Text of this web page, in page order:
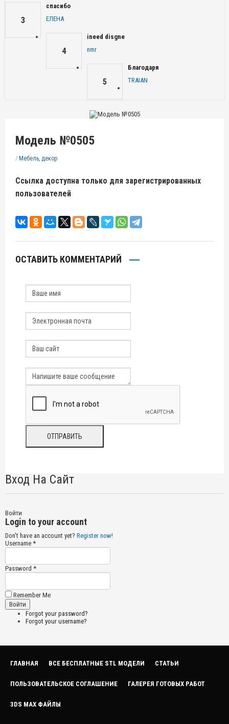
3
спасибо
ЕЛЕНА
4
ineed disgne
nmr
5
Благодаря
TRAIAN
Модель №0505
/ Мебель, декор
Ссылка доступна только для зарегистрированных
пользователей
ОСТАВИТЬ КОММЕНТАРИЙ
Вход На Сайт
Войти
Login to your account
Don't have an account yet? Register now!
Username *
Password *
Remember Me
Forgot your password?
Forgot your username?
ГЛАВНАЯ ВСЕ БЕСПЛАТНЫЕ STL МОДЕЛИ СТАТЬИ
ПОЛЬЗОВАТЕЛЬСКОЕ СОГЛАШЕНИЕ ГАЛЕРЕЯ ГОТОВЫХ РАБОТ
3DS MAX ФАЙЛЫ